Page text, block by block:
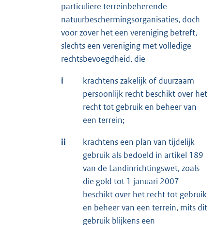
particuliere terreinbeherende
natuurbeschermingsorganisaties, doch
voor zover het een vereniging betreft,
slechts een vereniging met volledige
rechtsbevoegdheid, die
i
krachtens zakelijk of duurzaam
persoonlijk recht beschikt over het
recht tot gebruik en beheer van
een terrein;
ii
krachtens een plan van tijdelijk
gebruik als bedoeld in artikel 189
van de Landinrichtingswet, zoals
die gold tot 1 januari 2007
beschikt over het recht tot gebruik
en beheer van een terrein, mits dit
gebruik blijkens een